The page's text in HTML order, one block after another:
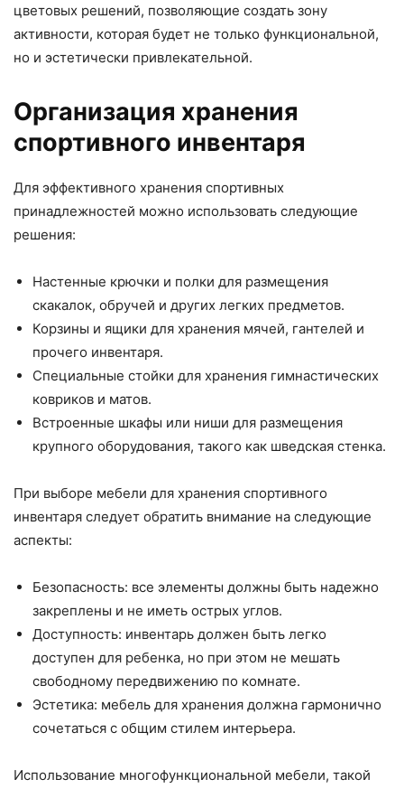
цветовых решений, позволяющие создать зону
активности, которая будет не только функциональной,
но и эстетически привлекательной.
Организация хранения
спортивного инвентаря
Для эффективного хранения спортивных
принадлежностей можно использовать следующие
решения:
Настенные крючки и полки для размещения
скакалок, обручей и других легких предметов.
Корзины и ящики для хранения мячей, гантелей и
прочего инвентаря.
Специальные стойки для хранения гимнастических
ковриков и матов.
Встроенные шкафы или ниши для размещения
крупного оборудования, такого как шведская стенка.
При выборе мебели для хранения спортивного
инвентаря следует обратить внимание на следующие
аспекты:
Безопасность: все элементы должны быть надежно
закреплены и не иметь острых углов.
Доступность: инвентарь должен быть легко
доступен для ребенка, но при этом не мешать
свободному передвижению по комнате.
Эстетика: мебель для хранения должна гармонично
сочетаться с общим стилем интерьера.
Использование многофункциональной мебели, такой